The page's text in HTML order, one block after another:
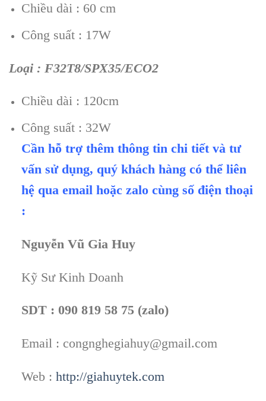
Chiều dài : 60 cm
Công suất : 17W
Loại : F32T8/SPX35/ECO2
Chiều dài : 120cm
Công suất : 32W
Cần hỗ trợ thêm thông tin chi tiết và tư
vấn sử dụng, quý khách hàng có thể liên
hệ qua email hoặc zalo cùng số điện thoại
:
Nguyễn Vũ Gia Huy
Kỹ Sư Kinh Doanh
SDT : 090 819 58 75 (zalo)
Email : congnghegiahuy@gmail.com
Web : http://giahuytek.com